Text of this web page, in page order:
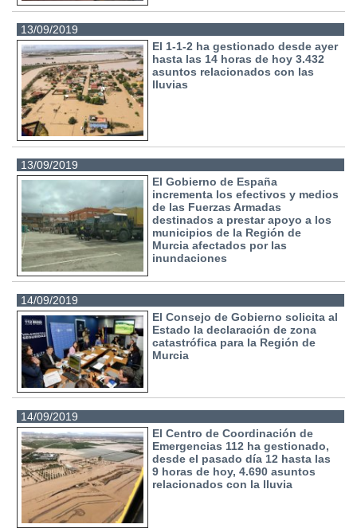
13/09/2019
El 1-1-2 ha gestionado desde ayer
hasta las 14 horas de hoy 3.432
asuntos relacionados con las
lluvias
13/09/2019
El Gobierno de España
incrementa los efectivos y medios
de las Fuerzas Armadas
destinados a prestar apoyo a los
municipios de la Región de
Murcia afectados por las
inundaciones
14/09/2019
El Consejo de Gobierno solicita al
Estado la declaración de zona
catastrófica para la Región de
Murcia
14/09/2019
El Centro de Coordinación de
Emergencias 112 ha gestionado,
desde el pasado día 12 hasta las
9 horas de hoy, 4.690 asuntos
relacionados con la lluvia